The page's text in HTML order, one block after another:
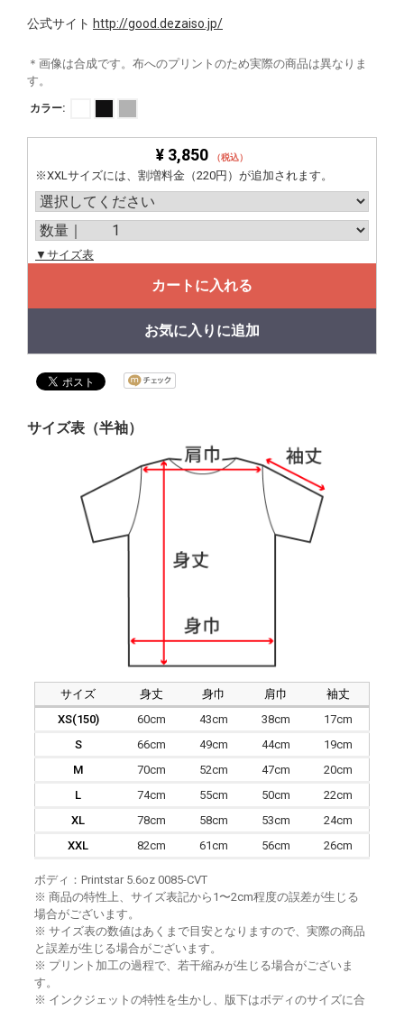
公式サイト http://good.dezaiso.jp/
＊画像は合成です。布へのプリントのため実際の商品は異なりま
す。
カラー:
¥ 3,850 （税込）
※XXLサイズには、割増料金（220円）が追加されます。
▼サイズ表
カートに入れる
お気に入りに追加
サイズ表（半袖）
サイズ 身丈 身巾 肩巾
袖丈
XS(150)
60cm 43cm 38cm
17cm
S
66cm 49cm 44cm
19cm
M
70cm 52cm 47cm
20cm
L
74cm 55cm 50cm
22cm
XL
78cm 58cm 53cm
24cm
XXL
82cm 61cm 56cm 26cm
ボディ：Printstar 5.6oz 0085-CVT
※ 商品の特性上、サイズ表記から1〜2cm程度の誤差が生じる
場合がございます。
※ サイズ表の数値はあくまで目安となりますので、実際の商品
と誤差が生じる場合がございます。
※ プリント加工の過程で、若干縮みが生じる場合がございま
す。
※ インクジェットの特性を生かし、版下はボディのサイズに合